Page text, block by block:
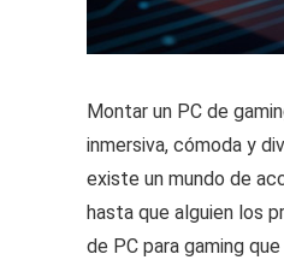
Montar un PC de
inmersiva, cómoda y
existe un mundo de
hasta que alguien los
de PC para gaming